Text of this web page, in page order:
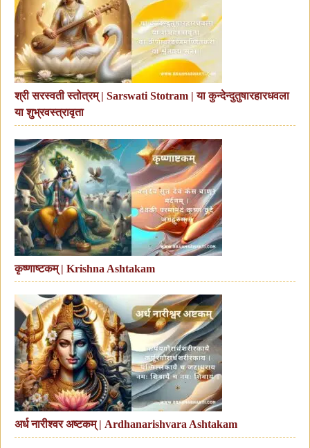
श्री सरस्वती स्तोत्रम् | Sarswati Stotram | या कुन्देन्दुतुषारहारधवला
या शुभ्रवस्त्रावृता
कृष्णाष्टकम् | Krishna Ashtakam
अर्ध नारीश्वर अष्टकम् | Ardhanarishvara Ashtakam